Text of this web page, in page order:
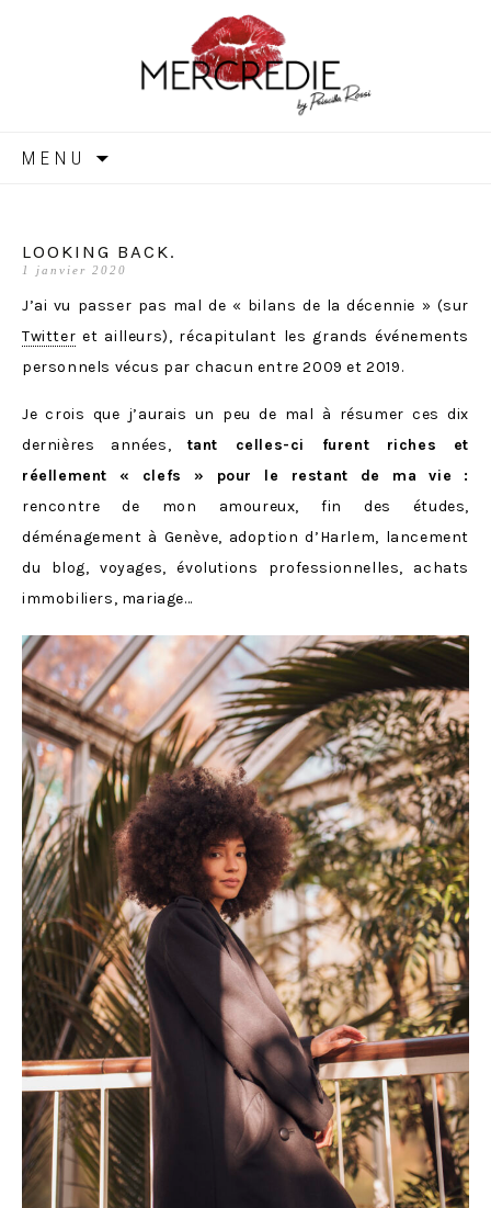
MERCREDIE
MENU
LOOKING BACK.
1 janvier 2020
J’ai vu passer pas mal de « bilans de la décennie » (sur
Twitter et ailleurs), récapitulant les grands événements
personnels vécus par chacun entre 2009 et 2019.
Je crois que j’aurais un peu de mal à résumer ces dix
dernières années, tant celles-ci furent riches et
réellement « clefs » pour le restant de ma vie :
rencontre de mon amoureux, fin des études,
déménagement à Genève, adoption d’Harlem, lancement
du blog, voyages, évolutions professionnelles, achats
immobiliers, mariage…